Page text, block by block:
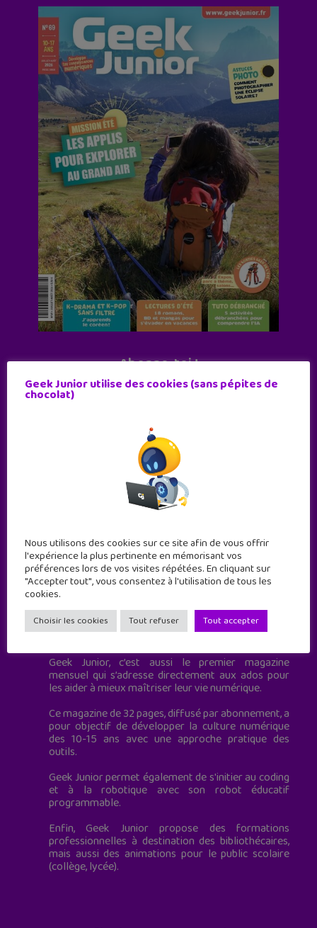
Abonne-toi !
11 numéros par an
JE M'ABONNE !
Geek Junior est le premier site de culture numérique
à destination des adolescents.
Geek Junior, c’est aussi le premier magazine
mensuel qui s’adresse directement aux ados pour
les aider à mieux maîtriser leur vie numérique.
Ce magazine de 32 pages, diffusé par abonnement, a
pour objectif de développer la culture numérique
des 10-15 ans avec une approche pratique des
outils.
Geek Junior permet également de s'initier au coding
et à la robotique avec son robot éducatif
programmable.
Enfin, Geek Junior propose des formations
professionnelles à destination des bibliothécaires,
mais aussi des animations pour le public scolaire
(collège, lycée).
Geek Junior utilise des cookies (sans pépites de
chocolat)
Nous utilisons des cookies sur ce site afin de vous offrir
l'expérience la plus pertinente en mémorisant vos
préférences lors de vos visites répétées. En cliquant sur
"Accepter tout", vous consentez à l'utilisation de tous les
cookies.
Choisir les cookies Tout refuser Tout accepter